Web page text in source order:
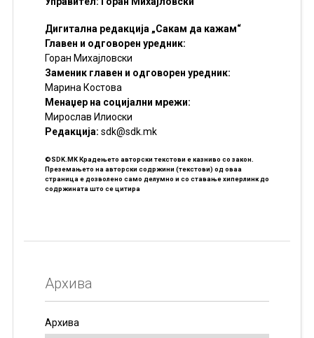
Дигитална редакција „Сакам да кажам“
Главен и одговорен уредник:
Горан Михајловски
Заменик главен и одговорен уредник:
Марина Костова
Менаџер на социјални мрежи:
Мирослав Илиоски
Редакцијa: sdk@sdk.mk
©SDK.MK Крадењето авторски текстови е казниво со закон.
Преземањето на авторски содржини (текстови) од оваа
страница е дозволено само делумно и со ставање хиперлинк до
содржината што се цитира
Архива
Архива